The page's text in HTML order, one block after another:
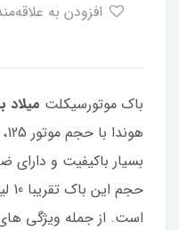
باک موتورسیکلت میلاد
است. از جمله ویژگی